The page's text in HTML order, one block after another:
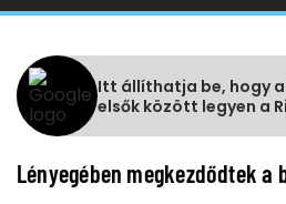
Itt állíthatja be, hogy
elsők között legyen a
Lényegében megkezdődtek a